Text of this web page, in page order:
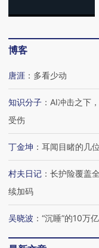
行员跨国走私7万
头丸 尿检体内含3种
育部
全球最热百城独占
印度如何熬过48°C
38岁
博客
唐涯 ： 多看少动
知识分子 ： AI冲击之下
受伤
丁金坤 ： 耳闻目睹的几
村夫日记 ： 长护险覆盖
续加码
吴晓波 ： “沉睡”的10万